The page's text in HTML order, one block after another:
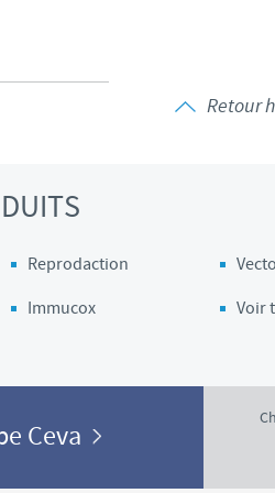
site sur lequel vous entrez pourraient ne
Retour
Reprodaction
Immucox Voir
Ceva